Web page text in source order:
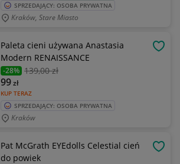
SPRZEDAJĄCY: OSOBA PRYWATNA
Kraków, Stare Miasto
Paleta cieni używana Anastasia
Modern RENAISSANCE
-28% 139,00 zł
KUP TERAZ
99zł
SPRZEDAJĄCY: OSOBA PRYWATNA
Kraków
Pat McGrath EYEdolls Celestial cień
do powiek